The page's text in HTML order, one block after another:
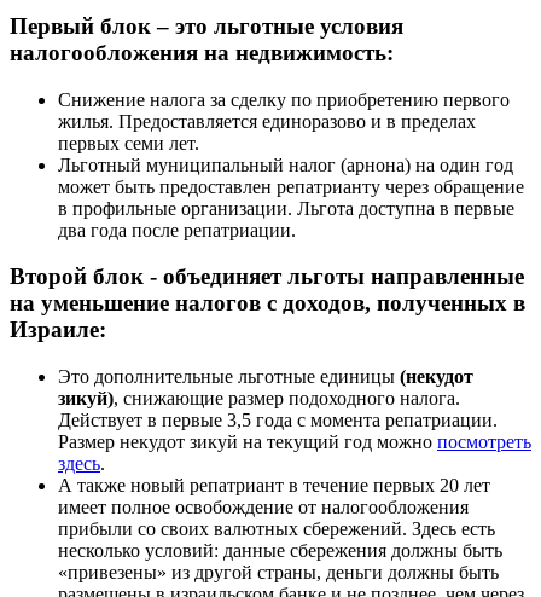
Первый блок – это льготные условия
налогообложения на недвижимость:
Снижение налога за сделку по приобретению первого
жилья. Предоставляется единоразово и в пределах
первых семи лет.
Льготный муниципальный налог (арнона) на один год
может быть предоставлен репатрианту через обращение
в профильные организации. Льгота доступна в первые
два года после репатриации.
Второй блок ‑ объединяет льготы направленные
на уменьшение налогов с доходов, полученных в
Израиле:
Это дополнительные льготные единицы (некудот
зикуй), снижающие размер подоходного налога.
Действует в первые 3,5 года с момента репатриации.
Размер некудот зикуй на текущий год можно посмотреть
здесь.
А также новый репатриант в течение первых 20 лет
имеет полное освобождение от налогообложения
прибыли со своих валютных сбережений. Здесь есть
несколько условий: данные сбережения должны быть
«привезены» из другой страны, деньги должны быть